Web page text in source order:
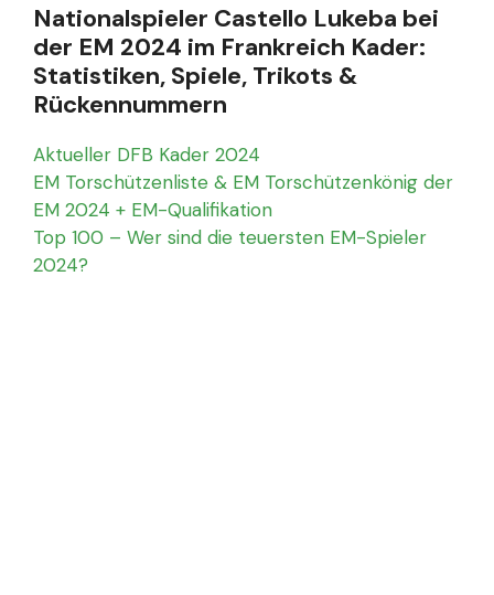
Nationalspieler Castello Lukeba bei
der EM 2024 im Frankreich Kader:
Statistiken, Spiele, Trikots &
Rückennummern
Aktueller DFB Kader 2024
EM Torschützenliste & EM Torschützenkönig der
EM 2024 + EM-Qualifikation
Top 100 – Wer sind die teuersten EM-Spieler
2024?